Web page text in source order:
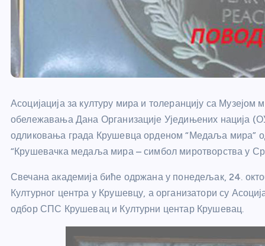
Асоцијација за културу мира и толеранцију са
обележавања Дана Организације Уједињених нација
одликовања града Крушевца орденом “Медаља мира”
“Крушевачка медаља мира – симбол миротворства у
Свечана академија биће одржана у понедељак, 24.
Културног центра у Крушевцу, а организатори су
одбор СПС Крушевац и Културни центар Крушевац.